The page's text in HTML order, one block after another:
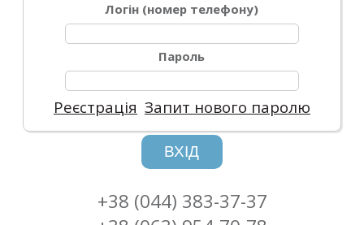
Логін (номер телефону)
Пароль
Реєстрація Запит нового паролю
ВХІД
+38 (044) 383-37-37